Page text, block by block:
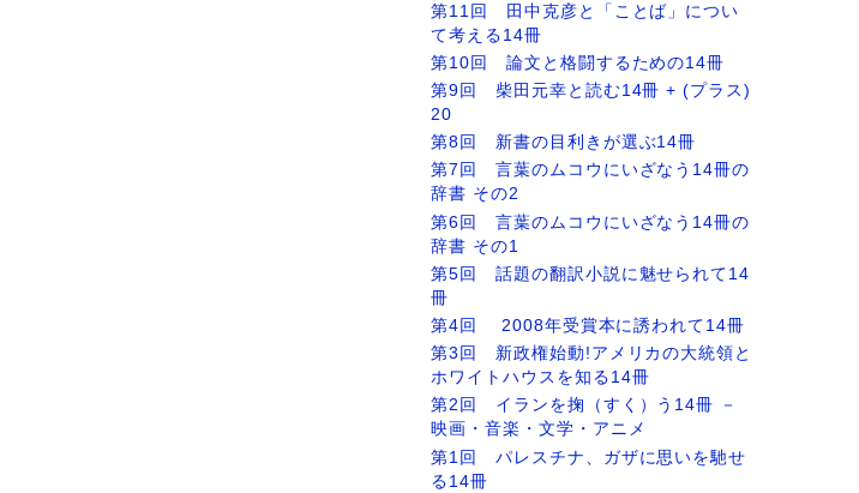
第11回 田中克彦と「ことば」につい
て考える14冊
第10回 論文と格闘するための14冊
第9回 柴田元幸と読む14冊 + (プラス)
20
第8回 新書の目利きが選ぶ14冊
第7回 言葉のムコウにいざなう14冊の
辞書 その2
第6回 言葉のムコウにいざなう14冊の
辞書 その1
第5回 話題の翻訳小説に魅せられて14
冊
第4回 2008年受賞本に誘われて14冊
第3回 新政権始動!アメリカの大統領と
ホワイトハウスを知る14冊
第2回 イランを掬（すく）う14冊 －
映画・音楽・文学・アニメ
第1回 パレスチナ、ガザに思いを馳せ
る14冊